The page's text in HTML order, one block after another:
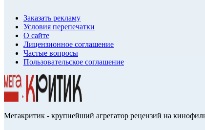
Заказать рекламу
Условия перепечатки
О сайте
Лицензионное соглашение
Частые вопросы
Пользовательское соглашение
Мегакритик - крупнейший агрегатор рецензий на